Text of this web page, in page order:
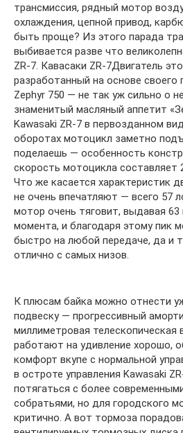
трансмиссия, рядный мотор
охлаждения, цепной привод,
быть проще? Из этого парада
выбивается разве что
ZR-7. Кавасаки ZR-7Двигатель
разработанный на основе
Zephyr 750 — не так уж сильно о
знаменитый масляный аппетит
Kawasaki ZR-7 в первозданном
оборотах мотоцикл заметно
поделаешь — особенность
скорость мотоцикла составляет
Что же касается характеристик
не очень впечатляют — всего 57
мотор очень тяговит, выдавая
момента, и благодаря этому пик
быстро на любой передаче, да и
отлично с самых низов.
К плюсам байка можно отнести
подвеску — прогрессивный
миллиметровая телескопическая
работают на удивление хорошо,
комфорт вкупе с нормальной
в остроте управления Kawasaki
потягаться с более
собратьями, но для городского
критично. А вот тормоза